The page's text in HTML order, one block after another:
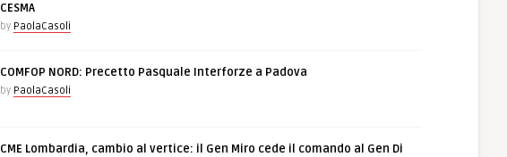
CESMA
by PaolaCasoli
COMFOP NORD: Precetto Pasquale Interforze a Padova
by PaolaCasoli
CME Lombardia, cambio al vertice: il Gen Miro cede il comando al Gen Di